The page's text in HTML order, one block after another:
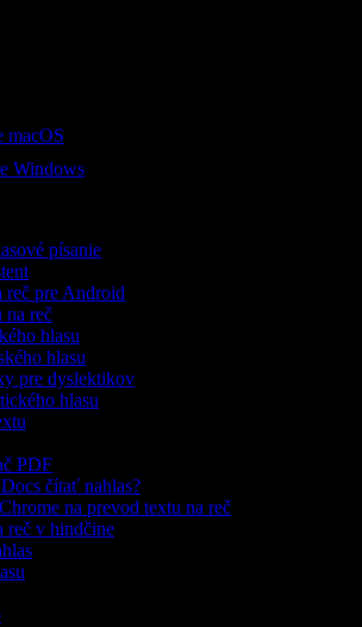
macOS
Windows
písanie
reč pre Android
na reč
hlasu
hlasu
pre dyslektikov
hlasu
PDF
čítať nahlas?
na prevod textu na reč
reč v hindčine